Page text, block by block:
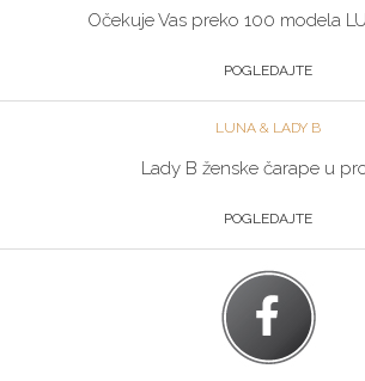
Očekuje Vas preko 100 modela
POGLEDAJTE
LUNA & LADY B
Lady B ženske čarape u
POGLEDAJTE